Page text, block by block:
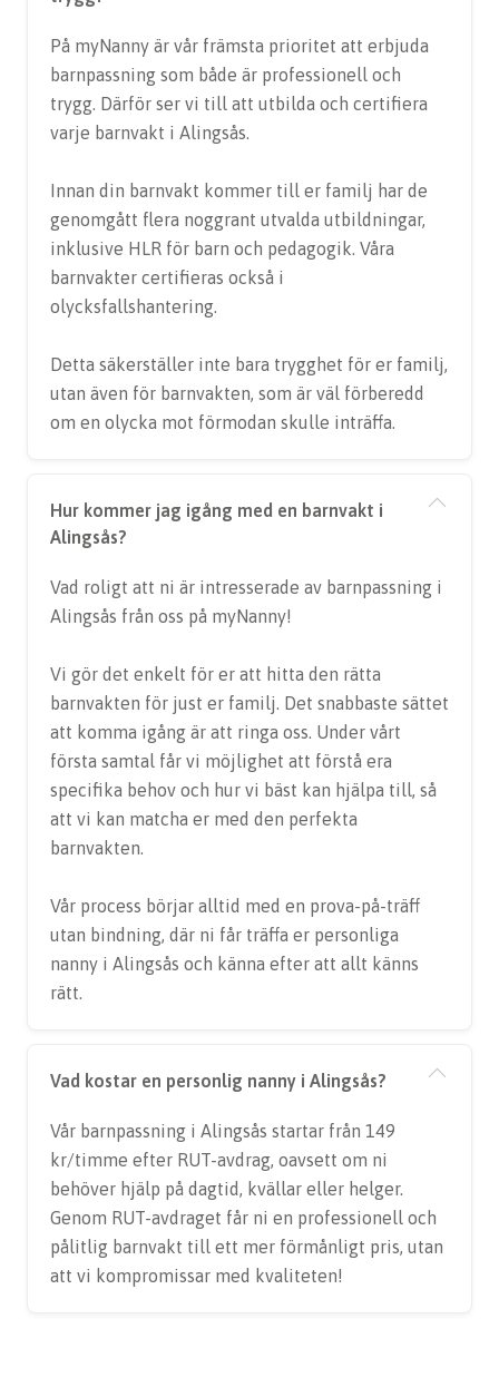
På myNanny är vår främsta prioritet att erbjuda
barnpassning som både är professionell och
trygg. Därför ser vi till att utbilda och certifiera
varje barnvakt i Alingsås.
Innan din barnvakt kommer till er familj har de
genomgått flera noggrant utvalda utbildningar,
inklusive HLR för barn och pedagogik. Våra
barnvakter certifieras också i
olycksfallshantering.
Detta säkerställer inte bara trygghet för er familj,
utan även för barnvakten, som är väl förberedd
om en olycka mot förmodan skulle inträffa.
Hur kommer jag igång med en barnvakt i
Alingsås?
Vad roligt att ni är intresserade av barnpassning i
Alingsås från oss på myNanny!
Vi gör det enkelt för er att hitta den rätta
barnvakten för just er familj. Det snabbaste sättet
att komma igång är att ringa oss. Under vårt
första samtal får vi möjlighet att förstå era
specifika behov och hur vi bäst kan hjälpa till, så
att vi kan matcha er med den perfekta
barnvakten.
Vår process börjar alltid med en prova-på-träff
utan bindning, där ni får träffa er personliga
nanny i Alingsås och känna efter att allt känns
rätt.
Vad kostar en personlig nanny i Alingsås?
Vår barnpassning i Alingsås startar från 149
kr/timme efter RUT-avdrag, oavsett om ni
behöver hjälp på dagtid, kvällar eller helger.
Genom RUT-avdraget får ni en professionell och
pålitlig barnvakt till ett mer förmånligt pris, utan
att vi kompromissar med kvaliteten!